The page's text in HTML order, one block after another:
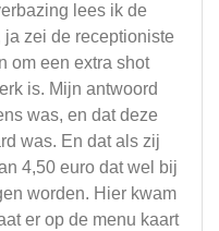
lees ik de
zei de receptioniste
om een extra shot
is. Mijn antwoord
was, en dat deze
was. En dat als zij
4,50 euro dat wel bij
worden. Hier kwam
er op de menu kaart